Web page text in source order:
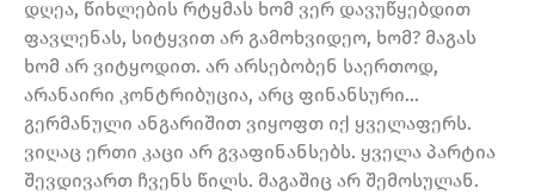
დღეა, წიხლების რტყმას ხომ ვერ დავუწყებდით
ფავლენას, სიტყვით არ გამოხვიდეო, ხომ? მაგას
ხომ არ ვიტყოდით. არ არსებობენ საერთოდ,
არანაირი კონტრიბუცია, არც ფინანსური…
გერმანული ანგარიშით ვიყოფთ იქ ყველაფერს.
ვიღაც ერთი კაცი არ გვაფინანსებს. ყველა პარტია
შევდივართ ჩვენს წილს. მაგაშიც არ შემოსულან.